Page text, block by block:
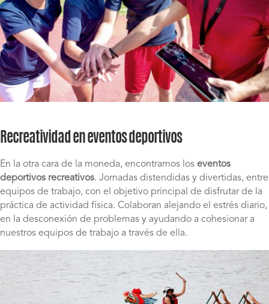
Recreatividad en eventos deportivos
En la otra cara de la moneda, encontramos los eventos
deportivos recreativos. Jornadas distendidas y divertidas, entre
equipos de trabajo, con el objetivo principal de disfrutar de la
práctica de actividad física. Colaboran alejando el estrés diario,
en la desconexión de problemas y ayudando a cohesionar a
nuestros equipos de trabajo a través de ella.